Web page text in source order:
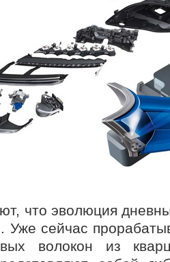
что эволюция
Уже сейчас
волокон из